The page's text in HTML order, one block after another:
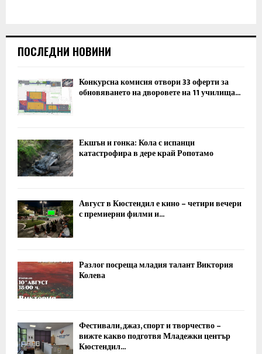
ПОСЛЕДНИ НОВИНИ
Конкурсна комисия отвори 33 оферти за
обновяването на дворовете на 11 училища...
Екшън и гонка: Кола с испанци
катастрофира в дере край Ропотамо
Август в Кюстендил е кино – четири вечери
с премиерни филми и...
Разлог посреща младия талант Виктория
Колева
Фестивали, джаз, спорт и творчество –
вижте какво подготвя Младежки център
Кюстендил...